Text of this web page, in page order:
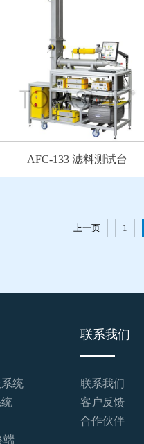
AFC-133 滤料测试台
上一页 1
统
端
联系我们
联系我们
客户反馈
合作伙伴